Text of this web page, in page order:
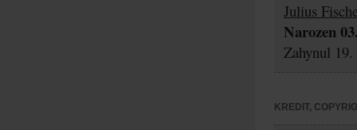
Julius
Narozen
Zahynul
KREDIT,